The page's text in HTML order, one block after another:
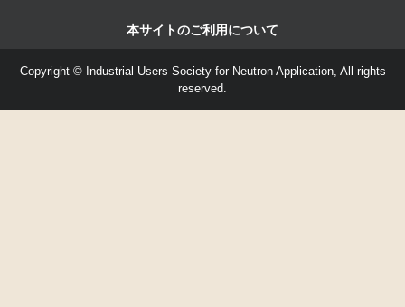
本サイトのご利用について
Copyright © Industrial Users Society for Neutron Application, All rights
reserved.